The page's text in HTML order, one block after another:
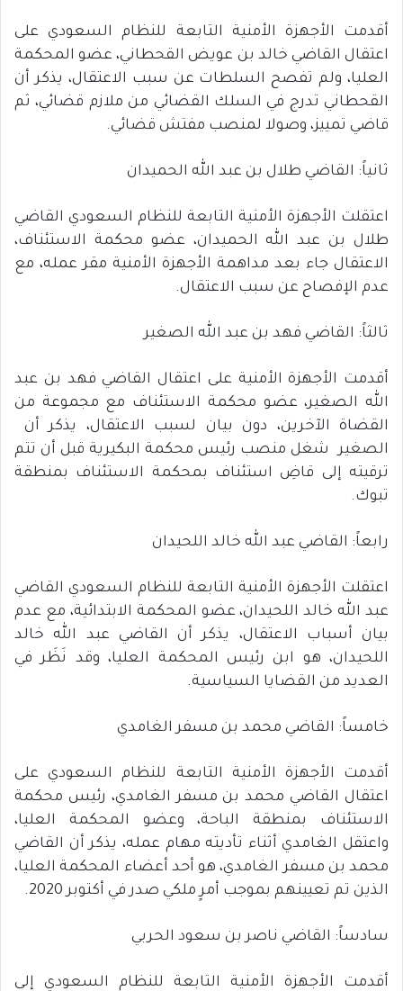
أقدمت الأجهزة الأمنية التابعة للنظام السعودي على
اعتقال القاضي خالد بن عويض القحطاني، عضو المحكمة
العليا، ولم تفصح السلطات عن سبب الاعتقال، يذكر أن
القحطاني تدرج في السلك القضائي من ملازم قضائي، ثم
قاضي تمييز، وصولا لمنصب مفتش قضائي.
ثانياً: القاضي طلال بن عبد الله الحميدان
اعتقلت الأجهزة الأمنية التابعة للنظام السعودي القاضي
طلال بن عبد الله الحميدان، عضو محكمة الاستئناف،
الاعتقال جاء بعد مداهمة الأجهزة الأمنية مقر عمله، مع
عدم الإفصاح عن سبب الاعتقال.
ثالثاً: القاضي فهد بن عبد الله الصغير
أقدمت الأجهزة الأمنية على اعتقال القاضي فهد بن عبد
الله الصغير، عضو محكمة الاستئناف مع مجموعة من
القضاة الآخرين، دون بيان لسبب الاعتقال، يذكر أن
الصغير شغل منصب رئيس محكمة البكيرية قبل أن تتم
ترقيته إلى قاضِ استئناف بمحكمة الاستئناف بمنطقة
تبوك.
رابعاً: القاضي عبد الله خالد اللحيدان
اعتقلت الأجهزة الأمنية التابعة للنظام السعودي القاضي
عبد الله خالد اللحيدان، عضو المحكمة الابتدائية، مع عدم
بيان أسباب الاعتقال، يذكر أن القاضي عبد الله خالد
اللحيدان، هو ابن رئيس المحكمة العليا، وقد نَظَر في
العديد من القضايا السياسية.
خامساً: القاضي محمد بن مسفر الغامدي
أقدمت الأجهزة الأمنية التابعة للنظام السعودي على
اعتقال القاضي محمد بن مسفر الغامدي، رئيس محكمة
الاستئناف بمنطقة الباحة، وعضو المحكمة العليا،
واعتقل الغامدي أثناء تأديته مهام عمله، يذكر أن القاضي
محمد بن مسفر الغامدي، هو أحد أعضاء المحكمة العليا،
الذين تم تعيينهم بموجب أمرٍ ملكي صدر في أكتوبر 2020.
سادساً: القاضي ناصر بن سعود الحربي
أقدمت الأجهزة الأمنية التابعة للنظام السعودي إلى